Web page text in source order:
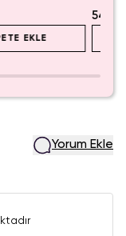
EKLE
Yorum Ekle